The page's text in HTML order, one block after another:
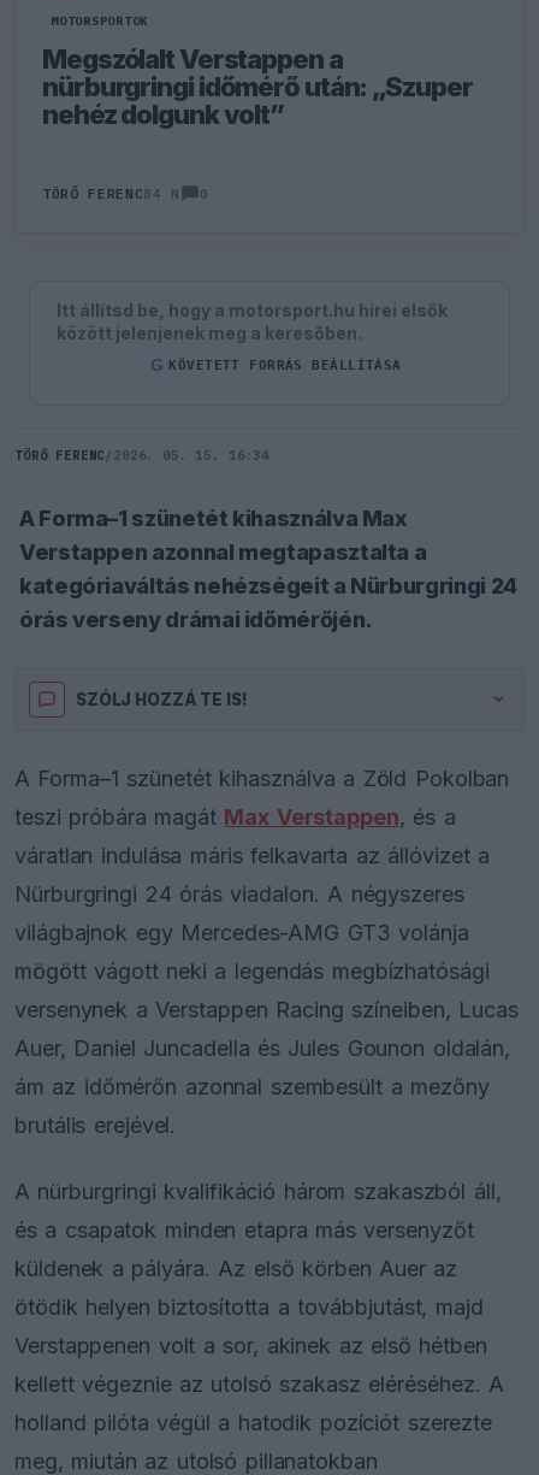
MOTORSPORTOK
Megszólalt Verstappen a
nürburgringi időmérő után: „Szuper
nehéz dolgunk volt”
TÖRŐ FERENC84 N 0
Itt állítsd be, hogy a motorsport.hu hírei elsők
között jelenjenek meg a keresőben.
G KÖVETETT FORRÁS BEÁLLÍTÁSA
TÖRŐ FERENC / 2026. 05. 15. 16:34
A Forma–1 szünetét kihasználva Max
Verstappen azonnal megtapasztalta a
kategóriaváltás nehézségeit a Nürburgringi 24
órás verseny drámai időmérőjén.
SZÓLJ HOZZÁ TE IS!
A Forma–1 szünetét kihasználva a Zöld Pokolban
teszi próbára magát Max Verstappen, és a
váratlan indulása máris felkavarta az állóvizet a
Nürburgringi 24 órás viadalon. A négyszeres
világbajnok egy Mercedes-AMG GT3 volánja
mögött vágott neki a legendás megbízhatósági
versenynek a Verstappen Racing színeiben, Lucas
Auer, Daniel Juncadella és Jules Gounon oldalán,
ám az időmérőn azonnal szembesült a mezőny
brutális erejével.
A nürburgringi kvalifikáció három szakaszból áll,
és a csapatok minden etapra más versenyzőt
küldenek a pályára. Az első körben Auer az
ötödik helyen biztosította a továbbjutást, majd
Verstappenen volt a sor, akinek az első hétben
kellett végeznie az utolsó szakasz eléréséhez. A
holland pilóta végül a hatodik pozíciót szerezte
meg, miután az utolsó pillanatokban